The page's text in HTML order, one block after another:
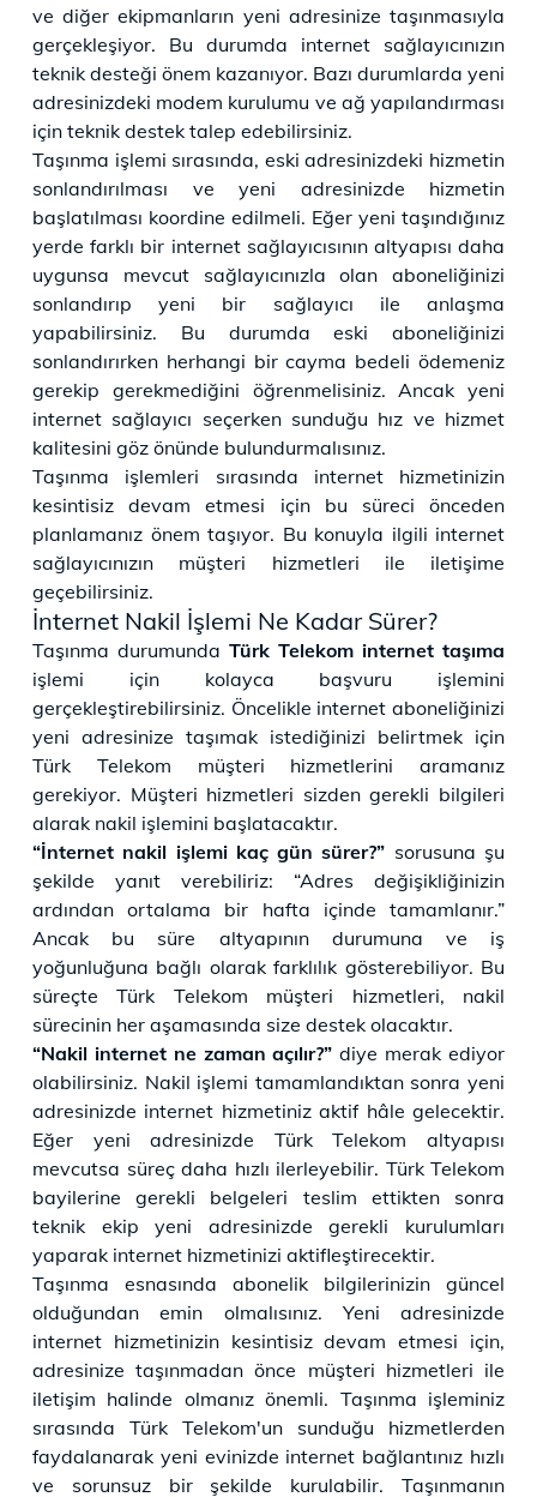
ve diğer ekipmanların yeni adresinize taşınmasıyla
gerçekleşiyor. Bu durumda internet sağlayıcınızın
teknik desteği önem kazanıyor. Bazı durumlarda yeni
adresinizdeki modem kurulumu ve ağ yapılandırması
için teknik destek talep edebilirsiniz.
Taşınma işlemi sırasında, eski adresinizdeki hizmetin
sonlandırılması ve yeni adresinizde hizmetin
başlatılması koordine edilmeli. Eğer yeni taşındığınız
yerde farklı bir internet sağlayıcısının altyapısı daha
uygunsa mevcut sağlayıcınızla olan aboneliğinizi
sonlandırıp yeni bir sağlayıcı ile anlaşma
yapabilirsiniz. Bu durumda eski aboneliğinizi
sonlandırırken herhangi bir cayma bedeli ödemeniz
gerekip gerekmediğini öğrenmelisiniz. Ancak yeni
internet sağlayıcı seçerken sunduğu hız ve hizmet
kalitesini göz önünde bulundurmalısınız.
Taşınma işlemleri sırasında internet hizmetinizin
kesintisiz devam etmesi için bu süreci önceden
planlamanız önem taşıyor. Bu konuyla ilgili internet
sağlayıcınızın müşteri hizmetleri ile iletişime
geçebilirsiniz.
İnternet Nakil İşlemi Ne Kadar Sürer?
Taşınma durumunda Türk Telekom internet taşıma
işlemi için kolayca başvuru işlemini
gerçekleştirebilirsiniz. Öncelikle internet aboneliğinizi
yeni adresinize taşımak istediğinizi belirtmek için
Türk Telekom müşteri hizmetlerini aramanız
gerekiyor. Müşteri hizmetleri sizden gerekli bilgileri
alarak nakil işlemini başlatacaktır.
“İnternet nakil işlemi kaç gün sürer?” sorusuna şu
şekilde yanıt verebiliriz: “Adres değişikliğinizin
ardından ortalama bir hafta içinde tamamlanır.”
Ancak bu süre altyapının durumuna ve iş
yoğunluğuna bağlı olarak farklılık gösterebiliyor. Bu
süreçte Türk Telekom müşteri hizmetleri, nakil
sürecinin her aşamasında size destek olacaktır.
“Nakil internet ne zaman açılır?”diye merak ediyor
olabilirsiniz. Nakil işlemi tamamlandıktan sonra yeni
adresinizde internet hizmetiniz aktif hâle gelecektir.
Eğer yeni adresinizde Türk Telekom altyapısı
mevcutsa süreç daha hızlı ilerleyebilir. Türk Telekom
bayilerine gerekli belgeleri teslim ettikten sonra
teknik ekip yeni adresinizde gerekli kurulumları
yaparak internet hizmetinizi aktifleştirecektir.
Taşınma esnasında abonelik bilgilerinizin güncel
olduğundan emin olmalısınız. Yeni adresinizde
internet hizmetinizin kesintisiz devam etmesi için,
adresinize taşınmadan önce müşteri hizmetleri ile
iletişim halinde olmanız önemli. Taşınma işleminiz
sırasında Türk Telekom'un sunduğu hizmetlerden
faydalanarak yeni evinizde internet bağlantınız hızlı
ve sorunsuz bir şekilde kurulabilir. Taşınmanın